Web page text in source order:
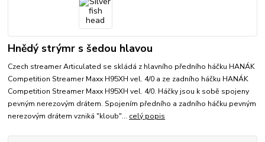
Hnědý strýmr s šedou hlavou
Czech streamer Articulated se skládá z hlavního předního háčku HANÁK
Competition Streamer Maxx H95XH vel. 4/0 a ze zadního háčku HANÁK
Competition Streamer Maxx H95XH vel. 4/0. Háčky jsou k sobě spojeny
pevným nerezovým drátem. Spojením předního a zadního háčku pevným
nerezovým drátem vzniká "kloub"... celý popis